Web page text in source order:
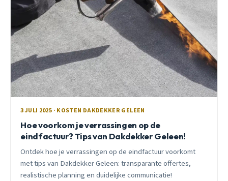
3 JULI 2025 · KOSTEN DAKDEKKER GELEEN
Hoe voorkom je verrassingen op de
eindfactuur? Tips van Dakdekker Geleen!
Ontdek hoe je verrassingen op de eindfactuur voorkomt
met tips van Dakdekker Geleen: transparante offertes,
realistische planning en duidelijke communicatie!